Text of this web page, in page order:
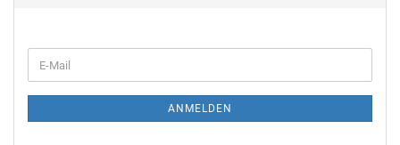
ZUR
E-
Mail
ANMELDEN